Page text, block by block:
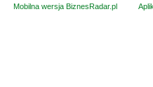
Mobilna wersja BiznesRadar.pl